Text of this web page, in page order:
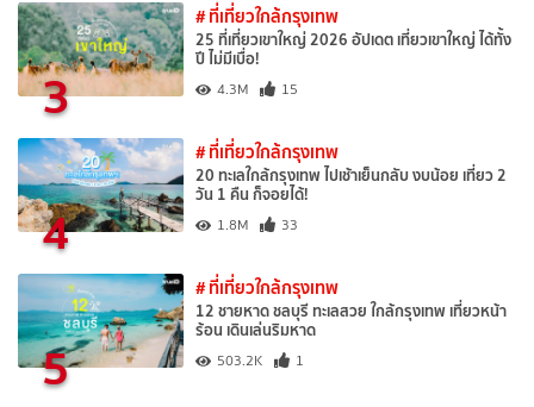
3
# ที่เที่ยวใกล้กรุงเทพ
25 ที่เที่ยวเขาใหญ่ 2026 อัปเดต เที่ยวเขาใหญ่ ได้ทั้ง
ปี ไม่มีเบื่อ!
4.3M 15
4
# ที่เที่ยวใกล้กรุงเทพ
20 ทะเลใกล้กรุงเทพ ไปเช้าเย็นกลับ งบน้อย เที่ยว 2
วัน 1 คืน ก็จอยได้!
1.8M 33
5
# ที่เที่ยวใกล้กรุงเทพ
12 ชายหาด ชลบุรี ทะเลสวย ใกล้กรุงเทพ เที่ยวหน้า
ร้อน เดินเล่นริมหาด
503.2K 1